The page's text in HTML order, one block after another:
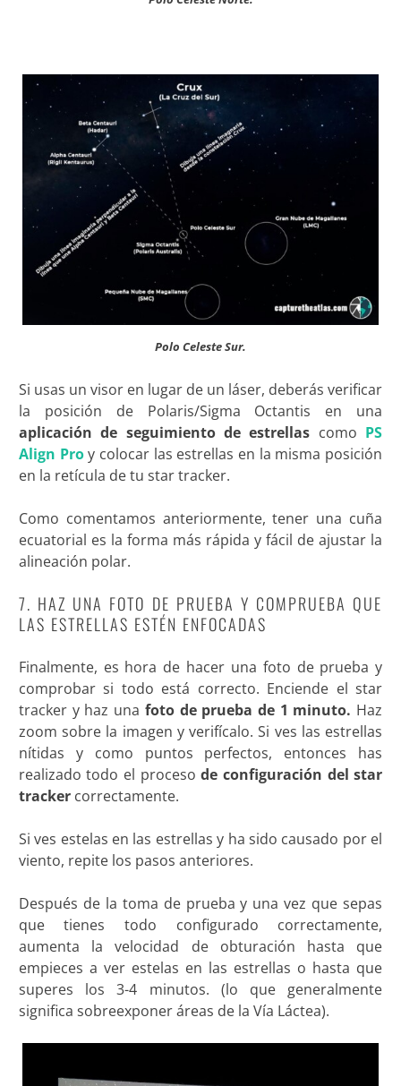
Polo Celeste Sur.
Si usas un visor en lugar de un láser, deberás verificar
la posición de Polaris/Sigma Octantis en una
aplicación de seguimiento de estrellas como PS
Align Proy colocar las estrellas en la misma posición
en la retícula de tu star tracker.
Como comentamos anteriormente, tener una cuña
ecuatorial es la forma más rápida y fácil de ajustar la
alineación polar.
7. HAZ UNA FOTO DE PRUEBA Y COMPRUEBA QUE
LAS ESTRELLAS ESTÉN ENFOCADAS
Finalmente, es hora de hacer una foto de prueba y
comprobar si todo está correcto. Enciende el star
tracker y haz una foto de prueba de 1 minuto. Haz
zoom sobre la imagen y verifícalo. Si ves las estrellas
nítidas y como puntos perfectos, entonces has
realizado todo el procesode configuración del star
tracker correctamente.
Si ves estelas en las estrellas y ha sido causado por el
viento, repite los pasos anteriores.
Después de la toma de prueba y una vez que sepas
que tienes todo configurado correctamente,
aumenta la velocidad de obturación hasta que
empieces a ver estelas en las estrellas o hasta que
superes los 3-4 minutos. (lo que generalmente
significa sobreexponer áreas de la Vía Láctea).